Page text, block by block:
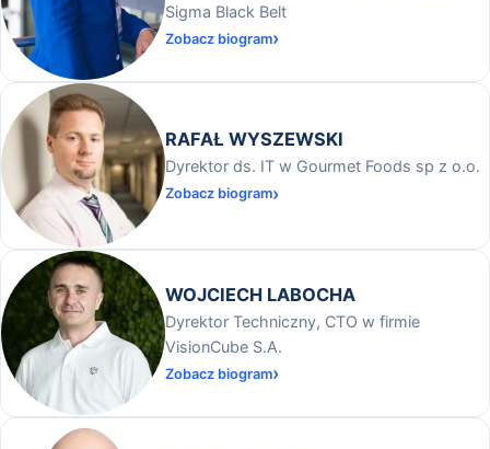
Sigma Black Belt
Zobacz biogram
RAFAŁ WYSZEWSKI
Dyrektor ds. IT w Gourmet Foods sp z o.o.
Zobacz biogram
WOJCIECH LABOCHA
Dyrektor Techniczny, CTO w firmie
VisionCube S.A.
Zobacz biogram